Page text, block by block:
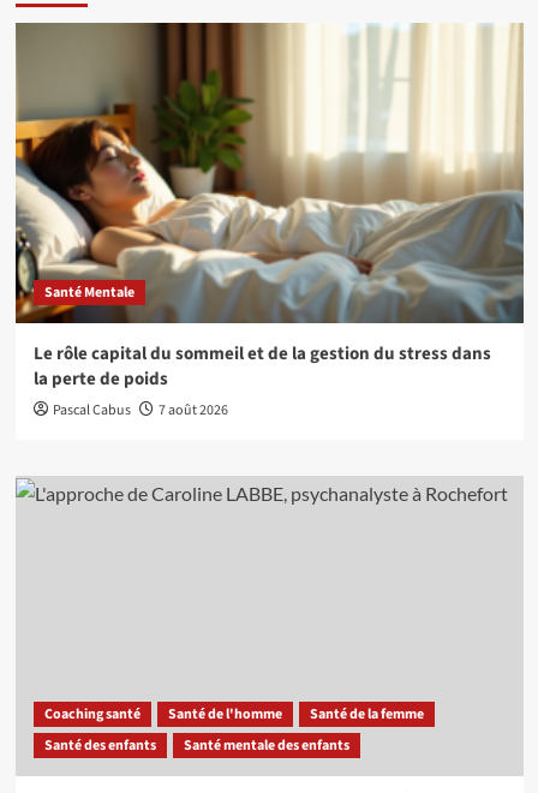
Santé Mentale
Le rôle capital du sommeil et de la gestion du stress dans
la perte de poids
Pascal Cabus 7 août 2026
Coaching santé Santé de l'homme
Santé de la femme
Santé des enfants
Santé mentale des enfants